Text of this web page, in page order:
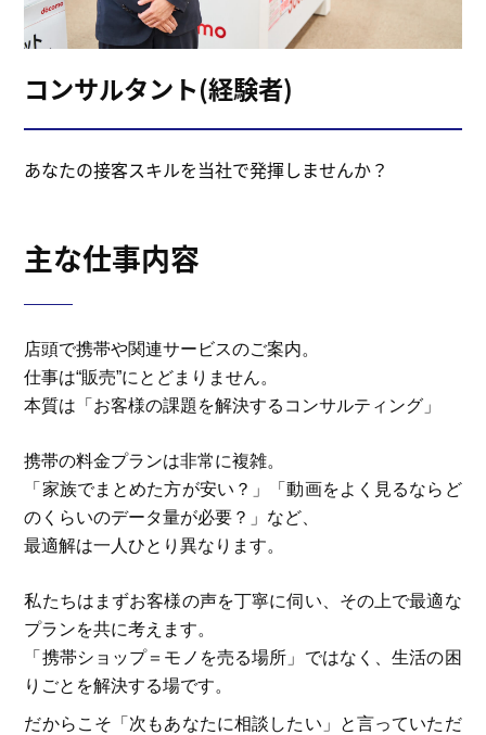
コンサルタント(経験者)
あなたの接客スキルを当社で発揮しませんか？
主な仕事内容
店頭で携帯や関連サービスのご案内。
仕事は“販売”にとどまりません。
本質は「お客様の課題を解決するコンサルティング」
携帯の料金プランは非常に複雑。
「家族でまとめた方が安い？」「動画をよく見るならど
のくらいのデータ量が必要？」など、
最適解は一人ひとり異なります。
私たちはまずお客様の声を丁寧に伺い、その上で最適な
プランを共に考えます。
「携帯ショップ＝モノを売る場所」ではなく、生活の困
りごとを解決する場です。
だからこそ「次もあなたに相談したい」と言っていただ